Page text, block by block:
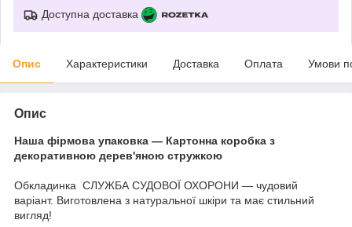
Доступна доставка
Опис Характеристики Доставка Оплата Умови
Опис
Наша фірмова упаковка — Картонна коробка з
декоративною дерев'яною стружкою
Обкладинка СЛУЖБА СУДОВОЇ ОХОРОНИ — чудовий
варіант. Виготовлена з натуральної шкіри та має стильний
вигляд!